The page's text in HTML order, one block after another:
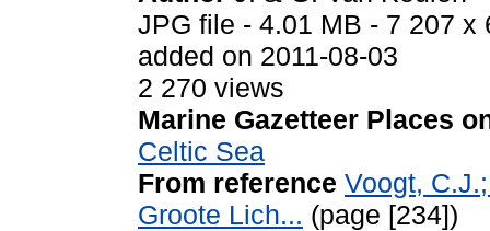
JPG file - 4.01 MB - 7 207 x
added on 2011-08-03
2 270 views
Marine Gazetteer Places
Celtic Sea
From reference Voogt,
Groote Lich... (page [234])